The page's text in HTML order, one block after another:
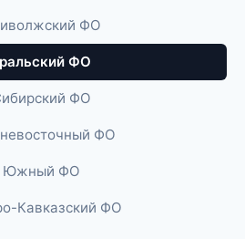
ФО
ФО
ФО
ФО
Южный ФО
Кавказский ФО